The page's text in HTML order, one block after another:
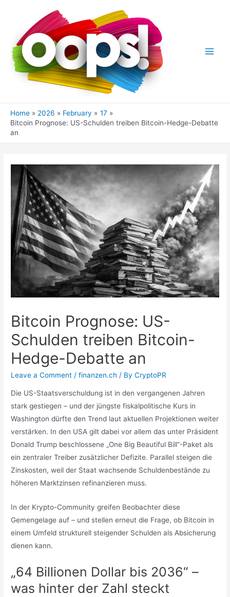
Home 2026 February
17
Bitcoin Prognose: US-Schulden treiben Bitcoin-Hedge-Debatte
an
Bitcoin Prognose: US-
Schulden treiben Bitcoin-
Hedge-Debatte an
Leave a Comment /finanzen.ch / ByCryptoPR
Die US-Staatsverschuldung ist in den vergangenen Jahren
stark gestiegen – und der jüngste fiskalpolitische Kurs in
Washington dürfte den Trend laut aktuellen Projektionen weiter
verstärken. In den USA gilt dabei vor allem das unter Präsident
Donald Trump beschlossene „One Big Beautiful Bill“-Paket als
ein zentraler Treiber zusätzlicher Defizite. Parallel steigen die
Zinskosten, weil der Staat wachsende Schuldenbestände zu
höheren Marktzinsen refinanzieren muss.
In der Krypto-Community greifen Beobachter diese
Gemengelage auf – und stellen erneut die Frage, ob Bitcoin in
einem Umfeld strukturell steigender Schulden als Absicherung
dienen kann.
„64 Billionen Dollar bis 2036“ –
was hinter der Zahl steckt